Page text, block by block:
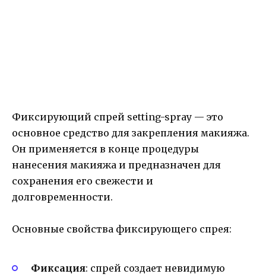
Фиксирующий спрей setting-spray — это
основное средство для закрепления макияжа.
Он применяется в конце процедуры
нанесения макияжа и предназначен для
сохранения его свежести и
долговременности.
Основные свойства фиксирующего спрея:
Фиксация: спрей создает невидимую